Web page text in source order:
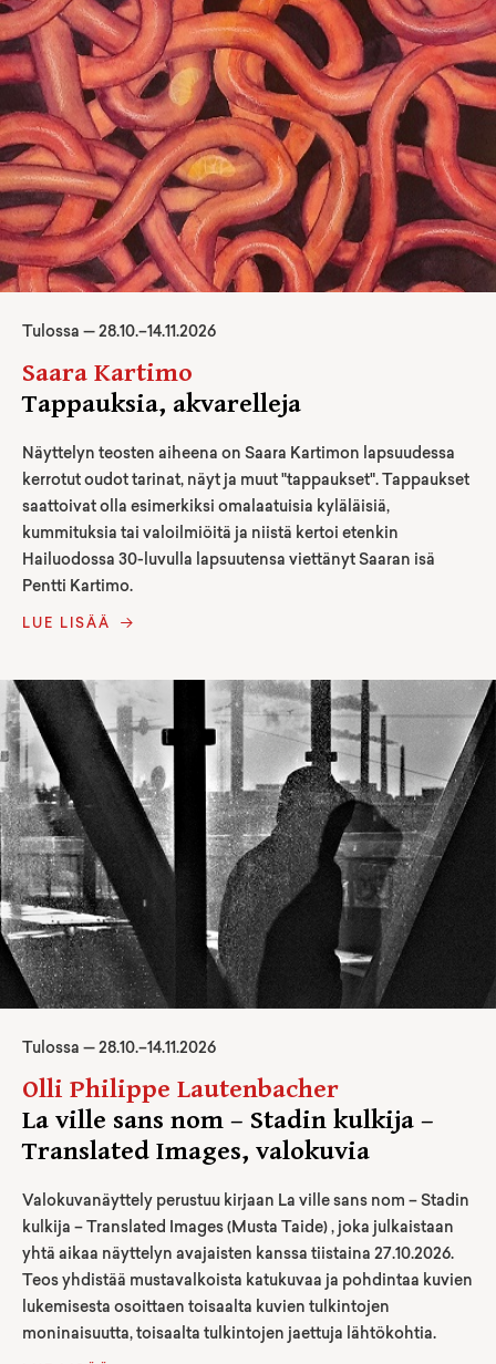
Tulossa — 28.10.–14.11.2026
Saara Kartimo
Tappauksia, akvarelleja
Näyttelyn teosten aiheena on Saara Kartimon lapsuudessa
kerrotut oudot tarinat, näyt ja muut "tappaukset". Tappaukset
saattoivat olla esimerkiksi omalaatuisia kyläläisiä,
kummituksia tai valoilmiöitä ja niistä kertoi etenkin
Hailuodossa 30-luvulla lapsuutensa viettänyt Saaran isä
Pentti Kartimo.
LUE LISÄÄ
Tulossa — 28.10.–14.11.2026
Olli Philippe Lautenbacher
La ville sans nom – Stadin kulkija –
Translated Images, valokuvia
Valokuvanäyttely perustuu kirjaan La ville sans nom – Stadin
kulkija – Translated Images (Musta Taide) , joka julkaistaan
yhtä aikaa näyttelyn avajaisten kanssa tiistaina 27.10.2026.
Teos yhdistää mustavalkoista katukuvaa ja pohdintaa kuvien
lukemisesta osoittaen toisaalta kuvien tulkintojen
moninaisuutta, toisaalta tulkintojen jaettuja lähtökohtia.